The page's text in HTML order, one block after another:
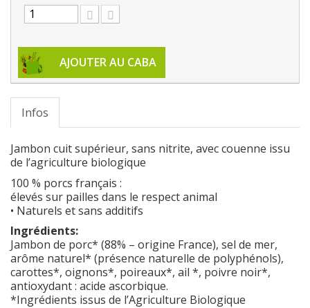
AJOUTER AU CABA
Infos
Jambon cuit supérieur, sans nitrite, avec couenne issu
de l’agriculture biologique
100 % porcs français :
élevés sur pailles dans le respect animal
• Naturels et sans additifs
Ingrédients:
Jambon de porc* (88% – origine France), sel de mer,
arôme naturel* (présence naturelle de polyphénols),
carottes*, oignons*, poireaux*, ail *, poivre noir*,
antioxydant : acide ascorbique.
*Ingrédients issus de l’Agriculture Biologique